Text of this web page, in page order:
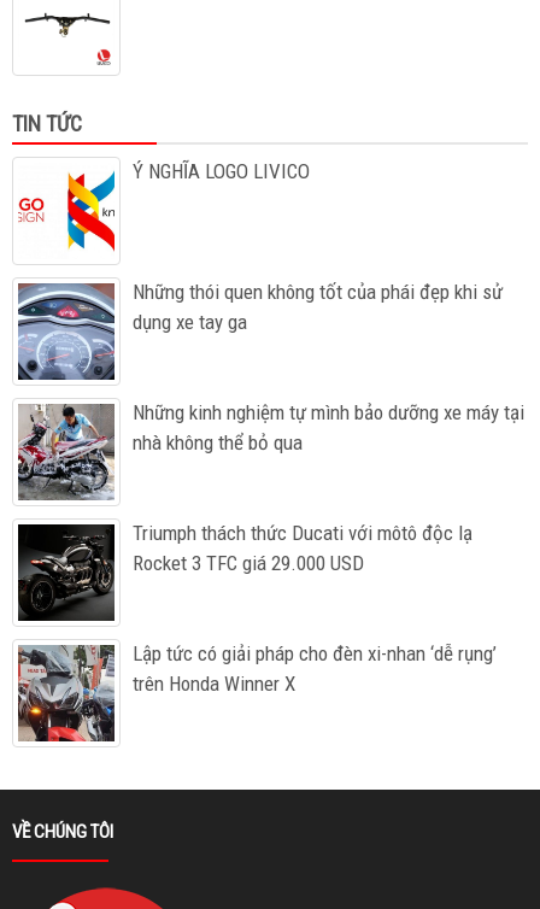
TIN TỨC
Ý NGHĨA LOGO LIVICO
Những thói quen không tốt của phái đẹp khi sử
dụng xe tay ga
Những kinh nghiệm tự mình bảo dưỡng xe máy tại
nhà không thể bỏ qua
Triumph thách thức Ducati với môtô độc lạ
Rocket 3 TFC giá 29.000 USD
Lập tức có giải pháp cho đèn xi-nhan ‘dễ rụng’
trên Honda Winner X
VỀ CHÚNG TÔI